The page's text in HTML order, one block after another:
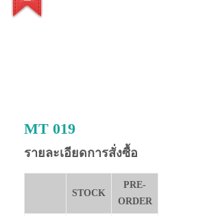
MT 019
รายละเอียดการสั่งซื้อ
STOCK
PRE-
ORDER